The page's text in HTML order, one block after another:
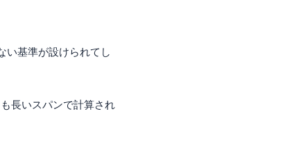
い基準が設けられてし
長いスパンで計算され